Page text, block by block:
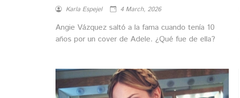
Karla Espejel 4 March, 2026
Angie Vázquez saltó a la fama cuando tenía 10
años por un cover de Adele. ¿Qué fue de ella?